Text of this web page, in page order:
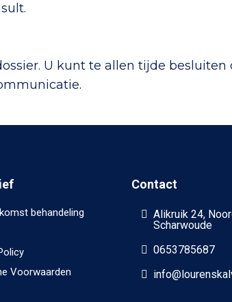
U kunt te allen tijde
.
behandeling
Voorwaarden
Contact
Alikruik 24,
Scharwoude
0653785687